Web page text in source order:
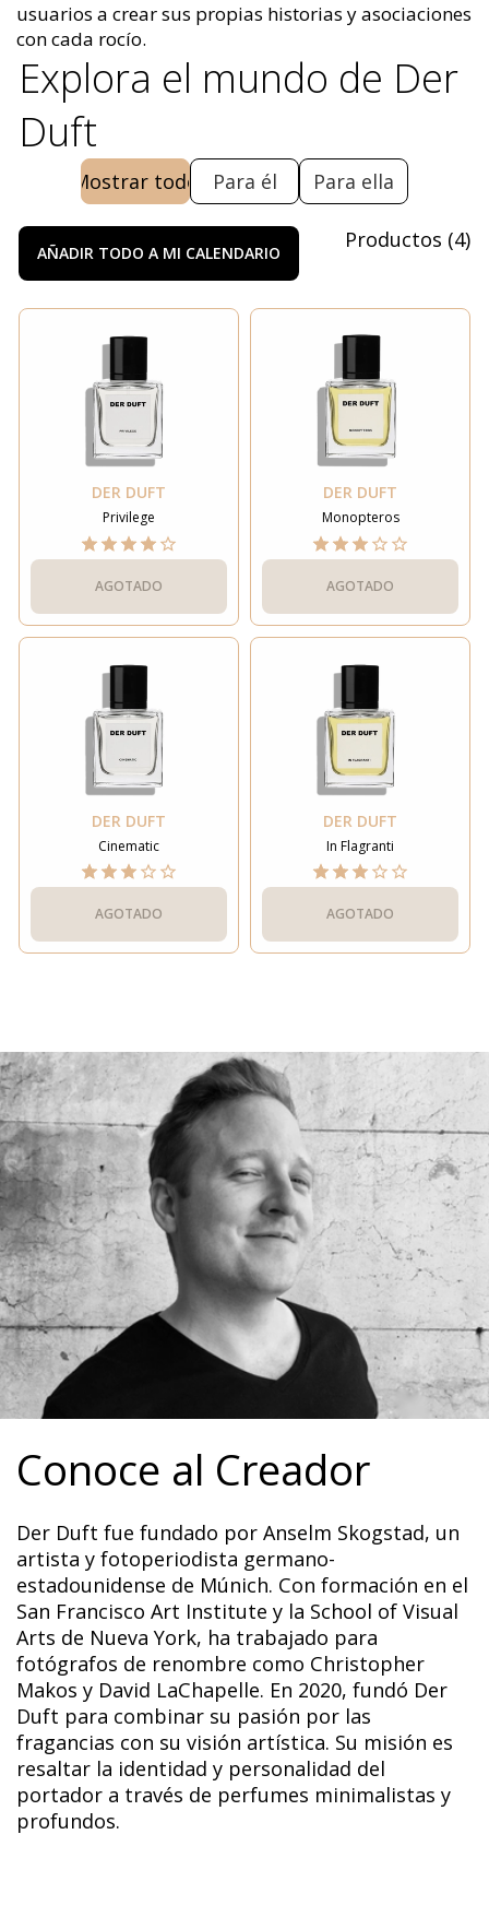
usuarios a crear sus propias historias y asociaciones
con cada rocío.
Explora el mundo de Der
Duft
Mostrar todo Para él Para ella
AÑADIR TODO A MI CALENDARIO
Productos (4)
DER DUFT
Privilege
AGOTADO
DER DUFT
Monopteros
AGOTADO
DER DUFT
Cinematic
AGOTADO
DER DUFT
In Flagranti
AGOTADO
Conoce al Creador
Der Duft fue fundado por Anselm Skogstad, un
artista y fotoperiodista germano-
estadounidense de Múnich. Con formación en el
San Francisco Art Institute y la School of Visual
Arts de Nueva York, ha trabajado para
fotógrafos de renombre como Christopher
Makos y David LaChapelle. En 2020, fundó Der
Duft para combinar su pasión por las
fragancias con su visión artística. Su misión es
resaltar la identidad y personalidad del
portador a través de perfumes minimalistas y
profundos.